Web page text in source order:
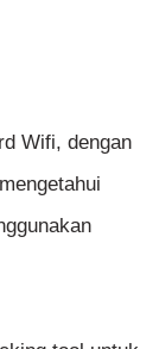
Wifi, dengan